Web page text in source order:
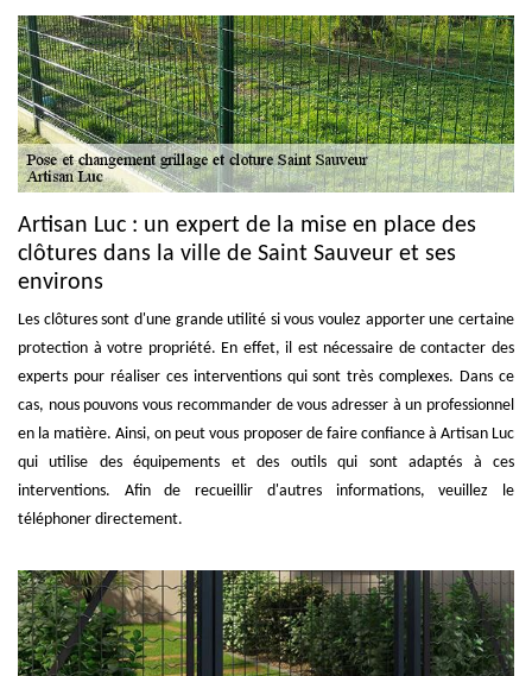
Artisan Luc : un expert de la mise en place des
clôtures dans la ville de Saint Sauveur et ses
environs
Les clôtures sont d'une grande utilité si vous voulez apporter une certaine
protection à votre propriété. En effet, il est nécessaire de contacter des
experts pour réaliser ces interventions qui sont très complexes. Dans ce
cas, nous pouvons vous recommander de vous adresser à un professionnel
en la matière. Ainsi, on peut vous proposer de faire confiance à Artisan Luc
qui utilise des équipements et des outils qui sont adaptés à ces
interventions. Afin de recueillir d'autres informations, veuillez le
téléphoner directement.